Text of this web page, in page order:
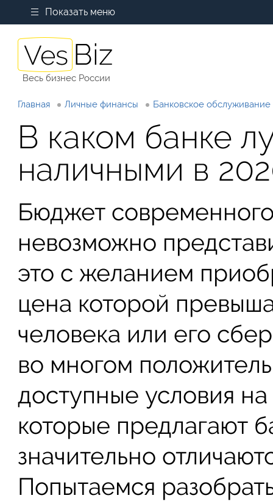
Показать меню
Весь бизнес России
Главная Личные финансы Банковское обслуживание
В каком банке
наличными в
Бюджет
невозможно
это с желанием
цена которой
человека или его
во многом
доступные условия
которые предлагают
значительно
Попытаемся